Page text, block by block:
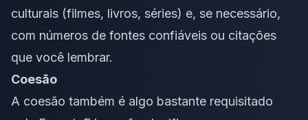
culturais (filmes, livros, séries) e, se necessário,
com números de fontes confiáveis ou citações
que você lembrar.
Coesão
A coesão também é algo bastante requisitado